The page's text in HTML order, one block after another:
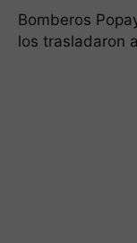
Bomberos
los trasladaron